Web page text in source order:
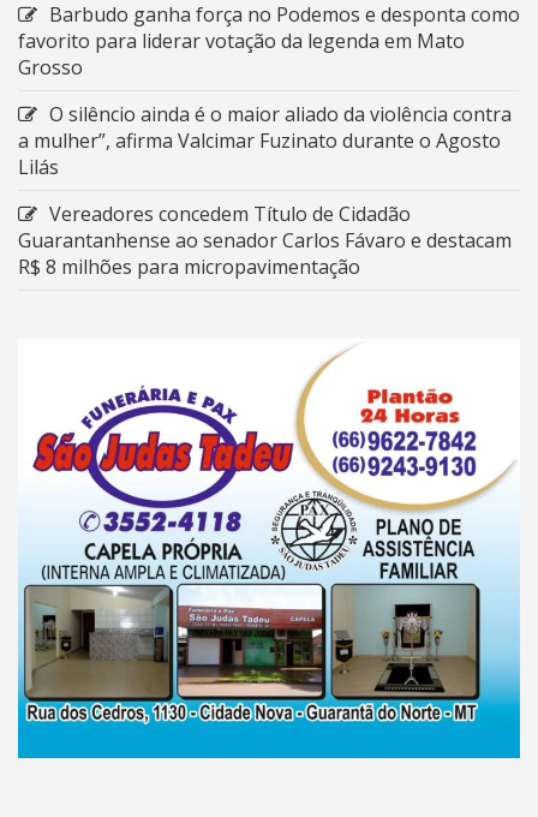
Barbudo ganha força no Podemos e desponta como
favorito para liderar votação da legenda em Mato
Grosso
O silêncio ainda é o maior aliado da violência contra
a mulher”, afirma Valcimar Fuzinato durante o Agosto
Lilás
Vereadores concedem Título de Cidadão
Guarantanhense ao senador Carlos Fávaro e destacam
R$ 8 milhões para micropavimentação